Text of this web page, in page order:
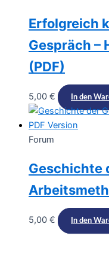
Erfolgreich
Gespräch –
(PDF)
5,00 € In den
Forum
Geschichte
5,00 € In den